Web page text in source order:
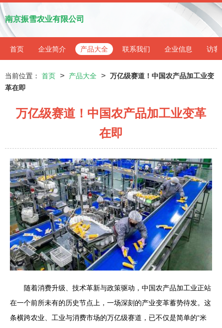
南京振雪农业有限公司
首页 企业简介 产品大全 联系我们 企业信息 访客
当前位置： 首页 > 产品大全 > 万亿级赛道！中国农产品加工业变
革在即
万亿级赛道！中国农产品加工业变革
在即
随着消费升级、技术革新与政策驱动，中国农产品加工业正站
在一个前所未有的历史节点上，一场深刻的产业变革蓄势待发。这
条横跨农业、工业与消费市场的万亿级赛道，已不仅是简单的“米